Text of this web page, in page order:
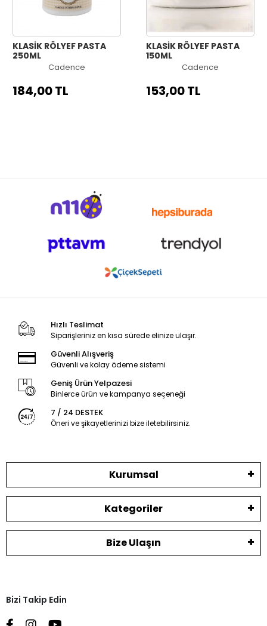
KLASİK RÖLYEF PASTA
250ML
Cadence
184,00 TL
KLASİK RÖLYEF PASTA
150ML
Cadence
153,00 TL
Hızlı Teslimat
Siparişleriniz en kısa sürede elinize ulaşır.
Güvenli Alışveriş
Güvenli ve kolay ödeme sistemi
Geniş Ürün Yelpazesi
Binlerce ürün ve kampanya seçeneği
7 / 24 DESTEK
Öneri ve şikayetlerinizi bize iletebilirsiniz.
Kurumsal
Kategoriler
Bize Ulaşın
Bizi Takip Edin